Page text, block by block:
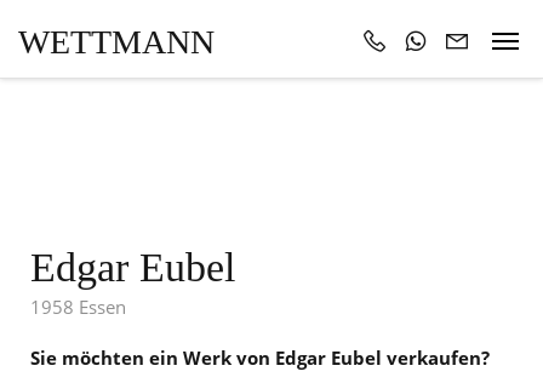
WETTMANN
Edgar Eubel
1958 Essen
Sie möchten ein Werk von Edgar Eubel verkaufen?